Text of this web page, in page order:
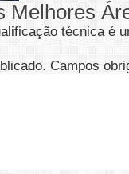
Melhores
técnica é
Campos